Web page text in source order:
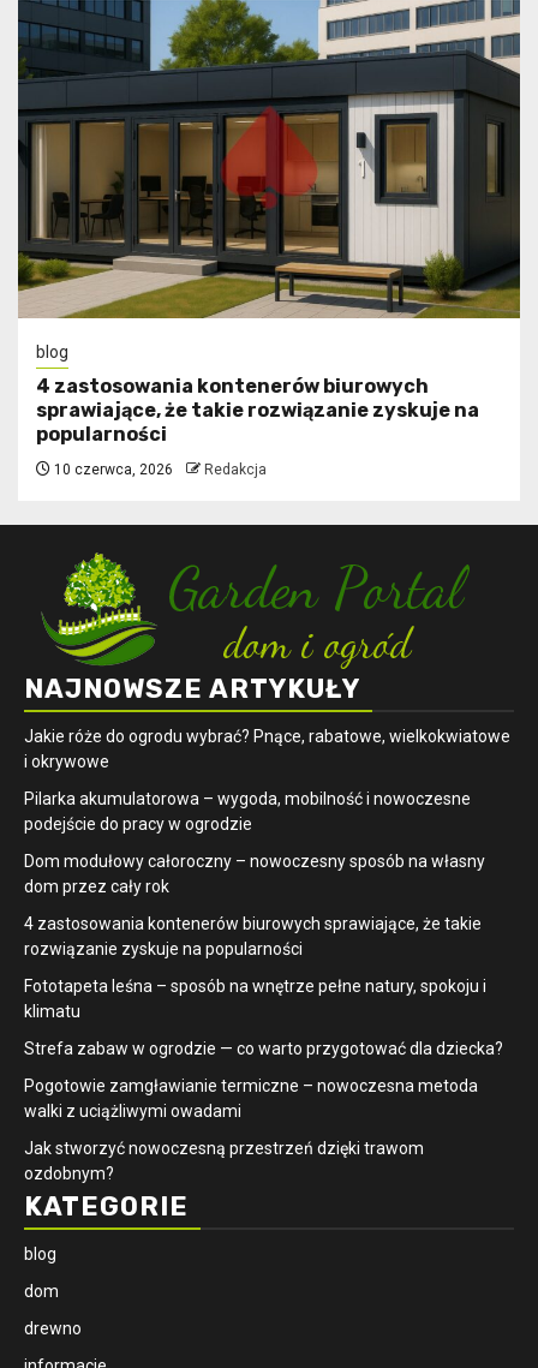
blog
4 zastosowania kontenerów biurowych
sprawiające, że takie rozwiązanie zyskuje na
popularności
10 czerwca, 2026 Redakcja
NAJNOWSZE ARTYKUŁY
Jakie róże do ogrodu wybrać? Pnące, rabatowe, wielkokwiatowe
i okrywowe
Pilarka akumulatorowa – wygoda, mobilność i nowoczesne
podejście do pracy w ogrodzie
Dom modułowy całoroczny – nowoczesny sposób na własny
dom przez cały rok
4 zastosowania kontenerów biurowych sprawiające, że takie
rozwiązanie zyskuje na popularności
​Fototapeta leśna – sposób na wnętrze pełne natury, spokoju i
klimatu
Strefa zabaw w ogrodzie — co warto przygotować dla dziecka?
Pogotowie zamgławianie termiczne – nowoczesna metoda
walki z uciążliwymi owadami
Jak stworzyć nowoczesną przestrzeń dzięki trawom
ozdobnym?
KATEGORIE
blog
dom
drewno